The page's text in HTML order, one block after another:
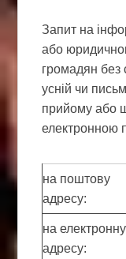
Запит на
або
громадян без
усній чи
прийому або
електронною
на поштову
адресу:
на електронну
адресу: